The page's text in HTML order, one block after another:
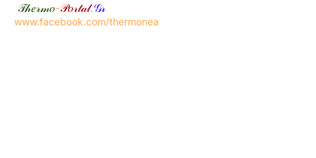
𝒯𝒽𝑒𝓇𝓂𝑜-𝒫𝑜𝓇𝓉𝒶𝓁.𝒢𝓇
www.facebook.com/thermonea